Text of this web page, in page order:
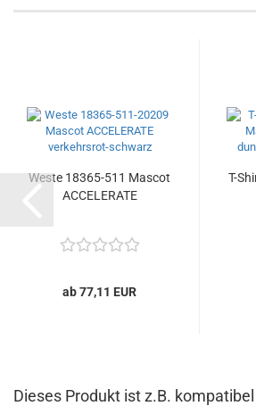
Weste 18365-511 Mascot
ACCELERATE
ab 77,11 EUR
T-
Dieses Produkt ist z.B. kompatibel